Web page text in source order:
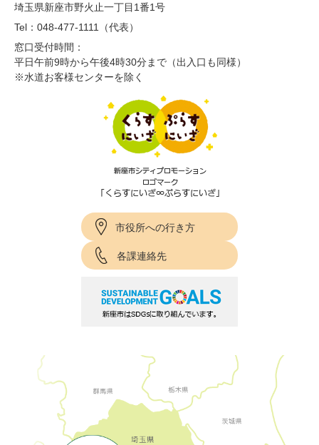
埼玉県新座市野火止一丁目1番1号
Tel：048-477-1111（代表）
窓口受付時間：
平日午前9時から午後4時30分まで（出入口も同様）
※水道お客様センターを除く
市役所への行き方
各課連絡先